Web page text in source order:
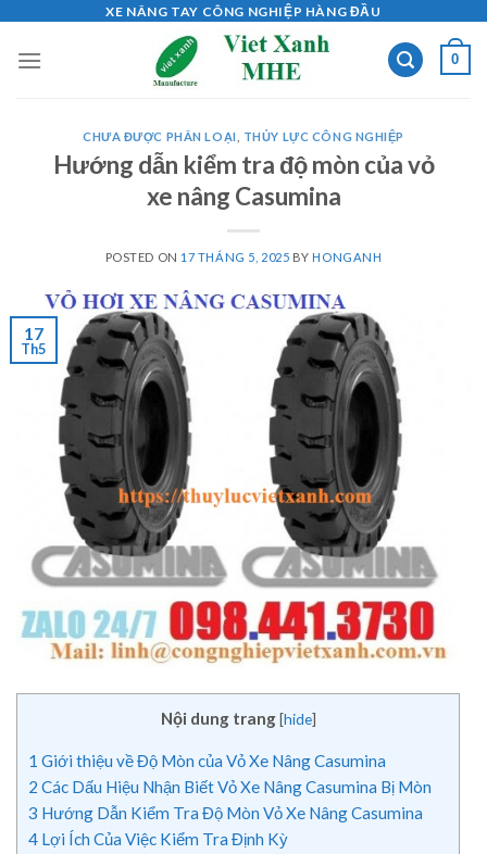
content
XE NÂNG TAY CÔNG NGHIỆP HÀNG ĐẦU
0
CHƯA ĐƯỢC PHÂN LOẠI THỦY LỰC CÔNG NGHIỆP
Hướng dẫn kiểm tra độ mòn của vỏ
xe nâng Casumina
POSTED ON 17 THÁNG 5, 2025 BYHONGANH
17
Th5
Nội dung trang [hide]
1 Giới thiệu về Độ Mòn của Vỏ Xe Nâng Casumina
2 Các Dấu Hiệu Nhận Biết Vỏ Xe Nâng Casumina Bị Mòn
3 Hướng Dẫn Kiểm Tra Độ Mòn Vỏ Xe Nâng Casumina
4 Lợi Ích Của Việc Kiểm Tra Định Kỳ